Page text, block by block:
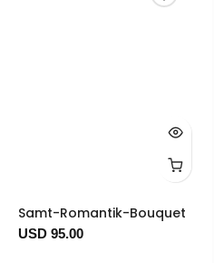
Samt-Romantik-Bouquet
USD 95.00